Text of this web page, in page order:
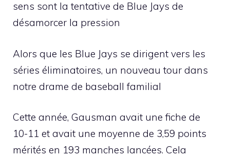
sens sont la tentative de Blue Jays de
désamorcer la pression
Alors que les Blue Jays se dirigent vers les
séries éliminatoires, un nouveau tour dans
notre drame de baseball familial
Cette année, Gausman avait une fiche de
10-11 et avait une moyenne de 3,59 points
mérités en 193 manches lancées. Cela